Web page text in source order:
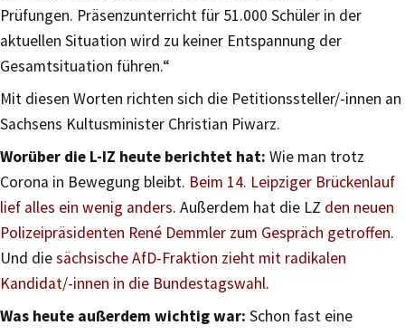
Prüfungen. Präsenzunterricht für 51.000 Schüler in der
aktuellen Situation wird zu keiner Entspannung der
Gesamtsituation führen.“
Mit diesen Worten richten sich die Petitionssteller/-innen an
Sachsens Kultusminister Christian Piwarz.
Worüber die L-IZ heute berichtet hat: Wie man trotz
Corona in Bewegung bleibt. Beim 14. Leipziger Brückenlauf
lief alles ein wenig anders. Außerdem hat die LZ den neuen
Polizeipräsidenten René Demmler zum Gespräch getroffen.
Und diesächsische AfD-Fraktion zieht mit radikalen
Kandidat/-innen in die Bundestagswahl.
Was heute außerdem wichtig war: Schon fast eine